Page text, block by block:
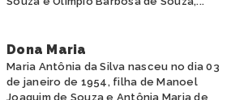
Dona Maria
Maria Antônia da Silva nasceu no dia 03
de janeiro de 1954, filha de Manoel
Joaquim de Souza e Antônia Maria de